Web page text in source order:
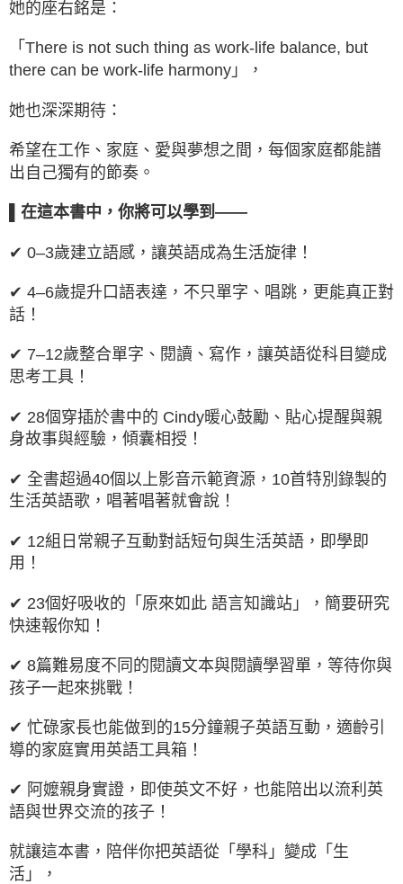
她的座右銘是：
「There is not such thing as work-life balance, but
there can be work-life harmony」，
她也深深期待：
希望在工作、家庭、愛與夢想之間，每個家庭都能譜
出自己獨有的節奏。
▌在這本書中，你將可以學到——
✔ 0–3歲建立語感，讓英語成為生活旋律！
✔ 4–6歲提升口語表達，不只單字、唱跳，更能真正對
話！
✔ 7–12歲整合單字、閱讀、寫作，讓英語從科目變成
思考工具！
✔ 28個穿插於書中的 Cindy暖心鼓勵、貼心提醒與親
身故事與經驗，傾囊相授！
✔ 全書超過40個以上影音示範資源，10首特別錄製的
生活英語歌，唱著唱著就會說！
✔ 12組日常親子互動對話短句與生活英語，即學即
用！
✔ 23個好吸收的「原來如此 語言知識站」，簡要研究
快速報你知！
✔ 8篇難易度不同的閱讀文本與閱讀學習單，等待你與
孩子一起來挑戰！
✔ 忙碌家長也能做到的15分鐘親子英語互動，適齡引
導的家庭實用英語工具箱！
✔ 阿嬤親身實證，即使英文不好，也能陪出以流利英
語與世界交流的孩子！
就讓這本書，陪伴你把英語從「學科」變成「生
活」，